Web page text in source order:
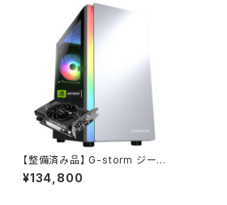
【整備済み品】 G-storm ジース
トーム ゲーミングPC - Corei3
12世代 - GeForce RTX 306
¥134,800